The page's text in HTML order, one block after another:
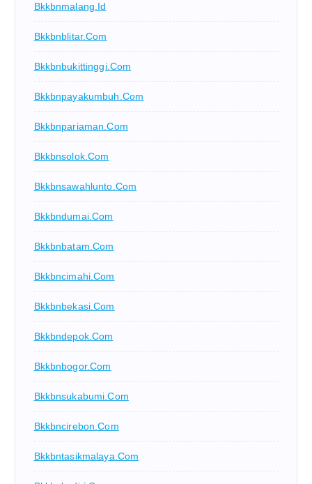
Bkkbnmalang.id
Bkkbnblitar.com
Bkkbnbukittinggi.com
Bkkbnpayakumbuh.com
Bkkbnpariaman.com
Bkkbnsolok.com
Bkkbnsawahlunto.com
Bkkbndumai.com
Bkkbnbatam.com
Bkkbncimahi.com
Bkkbnbekasi.com
Bkkbndepok.com
Bkkbnbogor.com
Bkkbnsukabumi.com
Bkkbncirebon.com
Bkkbntasikmalaya.com